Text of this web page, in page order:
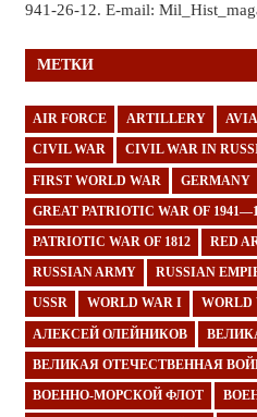
941-26-12. E-mail:
МЕТКИ
AIR FORCE ARTILLERY
CIVIL WAR CIVIL WAR IN
FIRST WORLD WAR GERMANY
GREAT PATRIOTIC WAR OF
PATRIOTIC WAR OF 1812 RED
RUSSIAN ARMY RUSSIAN
USSR WORLD WAR I WORLD
АЛЕКСЕЙ ОЛЕЙНИКОВ
ВЕЛИКАЯ ОТЕЧЕСТВЕННАЯ
ВОЕННО-МОРСКОЙ ФЛОТ